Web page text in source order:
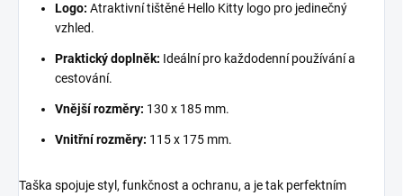
Logo: Atraktivní tištěné Hello Kitty logo pro jedinečný
vzhled.
Praktický doplněk: Ideální pro každodenní používání a
cestování.
Vnější rozměry: 130 x 185 mm.
Vnitřní rozměry: 115 x 175 mm.
Taška spojuje styl, funkčnost a ochranu, a je tak perfektním